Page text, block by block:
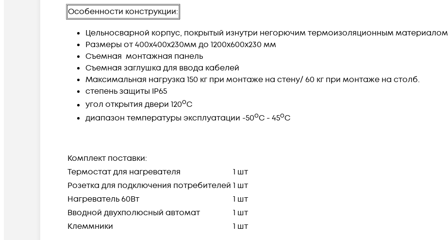
​Особенности конструкции:
Цельносварной корпус, покрытый изнутри негорючим термоизоляционным материалом
Размеры от 400х400х230мм до 1200х600х230 мм
Съeмная монтажная панель
Съемная заглушка для ввода кабелей
Максимальная нагрузка 150 кг при монтаже на стену/ 60 кг при монтаже на столб.
степень защиты IP65
угол открытия двери 120oС
диапазон температуры эксплуатации -50oС - 45oС
Комплект поставки:
Термостат для нагревателя
1 шт
Розетка для подключения потребителей 1 шт
Нагреватель 60Вт
1 шт
Вводной двухполюсный автомат
1 шт
Клеммники
1 шт